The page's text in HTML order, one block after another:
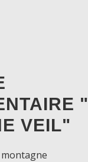
"
VEIL"